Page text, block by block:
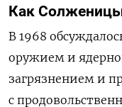
Как
В 1968
оружием и
загрязнением и
с